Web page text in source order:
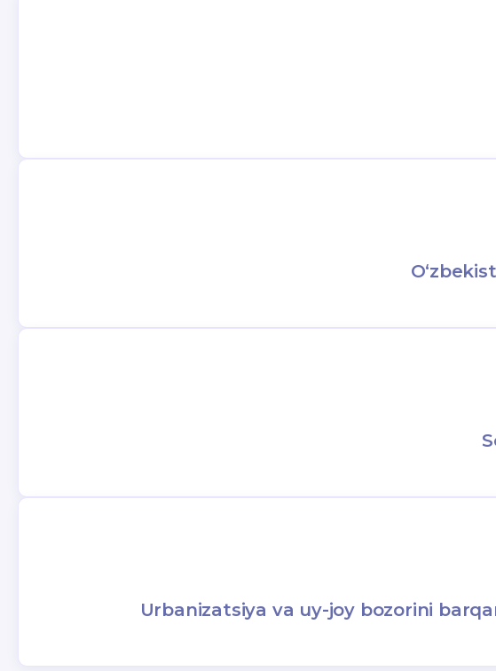
Urbanizatsiya va uy-joy bozorini